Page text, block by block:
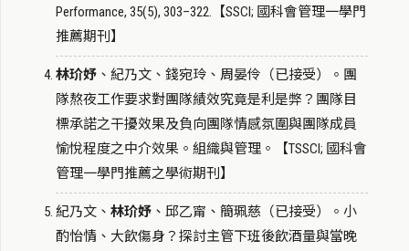
Performance, 35(5), 303–322.【SSCI; 國科會管理一學門
推薦期刊】
林玠妤 、紀乃文、錢宛玲、周晏伶（已接受）。團
隊熬夜工作要求對團隊績效究竟是利是弊？團隊目
標承諾之干擾效果及負向團隊情感氛圍與團隊成員
愉悅程度之中介效果。組織與管理。【TSSCI; 國科會
管理一學門推薦之學術期刊】
紀乃文、 林玠妤 、邱乙甯、簡珮慈（已接受）。小
酌怡情、大飲傷身？探討主管下班後飲酒量與當晚